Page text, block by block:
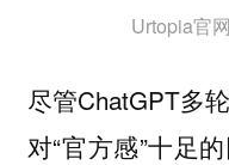
Urtopia官
尽管ChatGPT多
对“官方感”十足